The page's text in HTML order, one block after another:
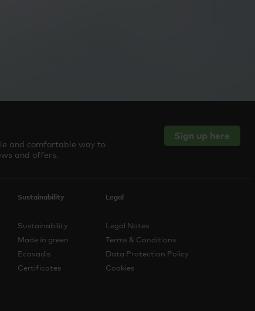
Sign up here
and comfortable way to
and offers.
Sustainability
Sustainability
Made in green
Ecovadis
Certificates
Legal
Legal Notes
Terms & Conditions
Data Protection Policy
Cookies